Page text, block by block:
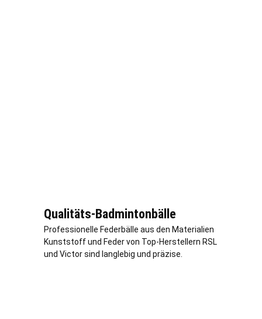
Qualitäts-Badmintonbälle
Professionelle Federbälle aus den Materialien
Kunststoff und Feder von Top-Herstellern RSL
und Victor sind langlebig und präzise.